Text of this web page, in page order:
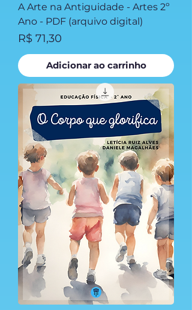
A Arte na Antiguidade - Artes 2º
Ano - PDF (arquivo digital)
Preço
R$ 71,30
Adicionar ao carrinho